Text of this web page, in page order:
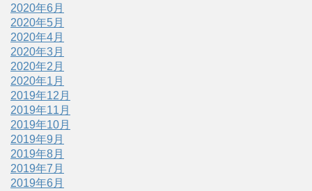
2020年6月
2020年5月
2020年4月
2020年3月
2020年2月
2020年1月
2019年12月
2019年11月
2019年10月
2019年9月
2019年8月
2019年7月
2019年6月